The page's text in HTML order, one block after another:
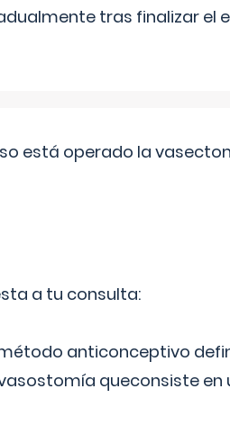
tras finalizar el
está operado la
a tu consulta:
anticonceptivo
queconsiste en